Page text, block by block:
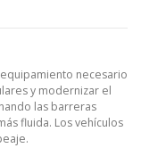
necesario
y modernizar el
las barreras
fluida. Los vehículos